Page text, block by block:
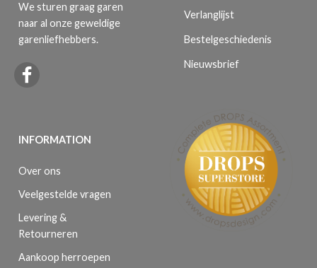
We sturen graag garen
naar al onze geweldige
garenliefhebbers.
INFORMATION
Over ons
Veelgestelde vragen
Levering &
Retourneren
Aankoop herroepen
Verlanglijst
Bestelgeschiedenis
Nieuwsbrief